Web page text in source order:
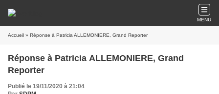
MENU
Accueil » Réponse à Patricia ALLEMONIERE, Grand Reporter
Réponse à Patricia ALLEMONIERE, Grand
Reporter
Publié le 19/11/2020 à 21:04